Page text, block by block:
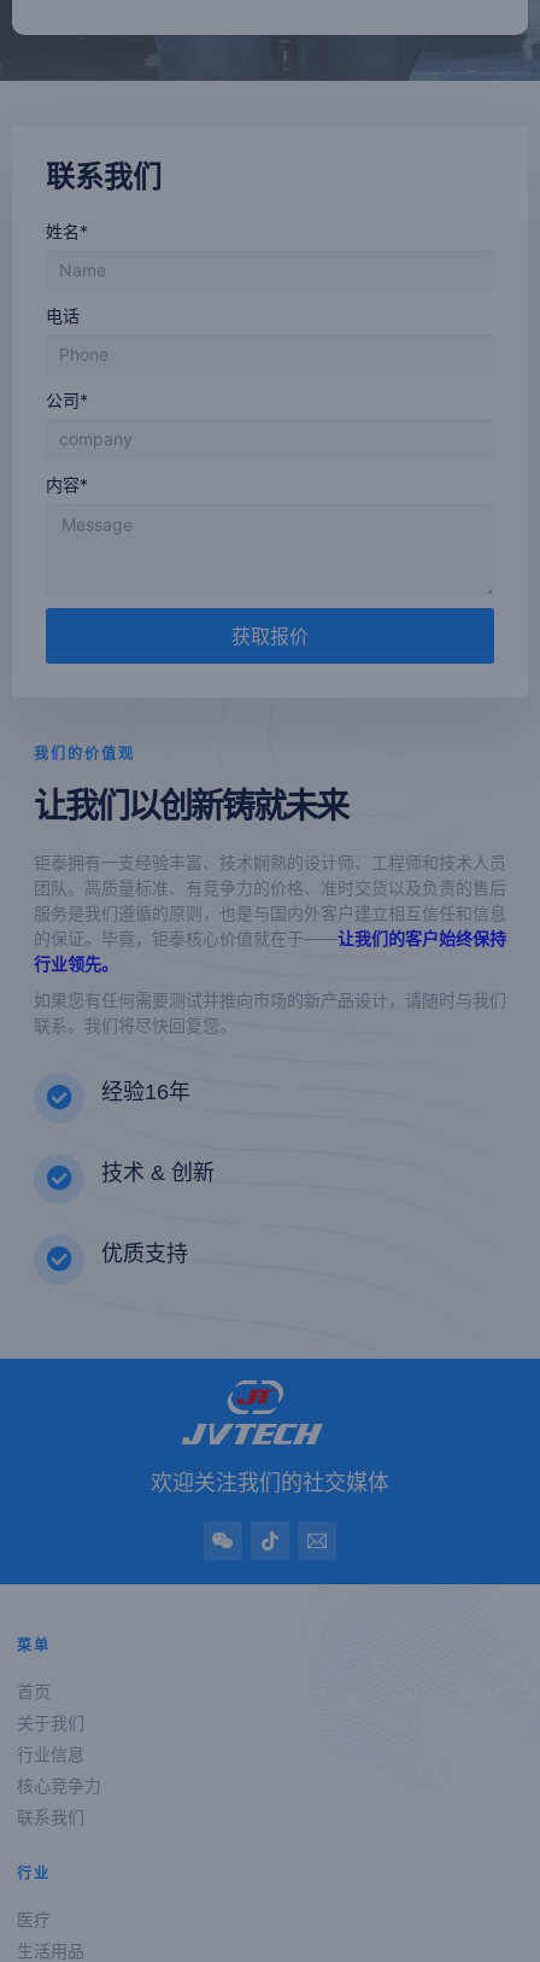
联系我们
姓名*
电话
公司*
内容*
获取报价
我们的价值观
让我们以创新铸就未来
钜泰拥有一支经验丰富、技术娴熟的设计师、工程师和技术人员
团队。高质量标准、有竞争力的价格、准时交货以及负责的售后
服务是我们遵循的原则，也是与国内外客户建立相互信任和信息
的保证。毕竟，钜泰核心价值就在于——让我们的客户始终保持
行业领先。
如果您有任何需要测试并推向市场的新产品设计，请随时与我们
联系。我们将尽快回复您。
经验16年
技术 & 创新
优质支持
欢迎关注我们的社交媒体
菜单
首页
关于我们
行业信息
核心竞争力
联系我们
行业
医疗
生活用品